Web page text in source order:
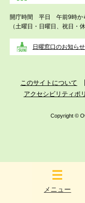
メニュー
開庁時間 平日 午前9時か
（土曜日・日曜日、祝日・
日曜窓口のお知ら
このサイトについて
アクセシビリティポ
Copyright ©